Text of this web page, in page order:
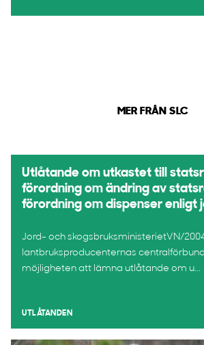
MER FRÅN SLC
Utlåtande om utkastet till
förordning om ändring av
förordning om dispenser enligt
Jord- och skogsbruksministerietVN/
lantbruksproducenternas
möjligheten att lämna utlåtande om u...
UTLÅTANDEN